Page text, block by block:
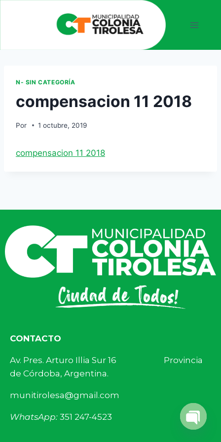
N- SIN CATEGORÍA
compensacion 11 2018
Por 1 octubre, 2019
compensacion 11 2018
CONTACTO
Av. Pres. Arturo Illia Sur 16 Provincia
de Córdoba, Argentina.
munitirolesa@gmail.com
WhatsApp: 351 247-4523